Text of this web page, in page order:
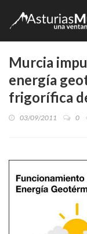
Murcia
energía
frigorífica
03/09/2011 0